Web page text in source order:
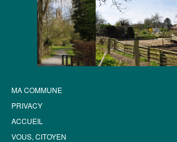
MA COMMUNE
PRIVACY
ACCUEIL
VOUS, CITOYEN